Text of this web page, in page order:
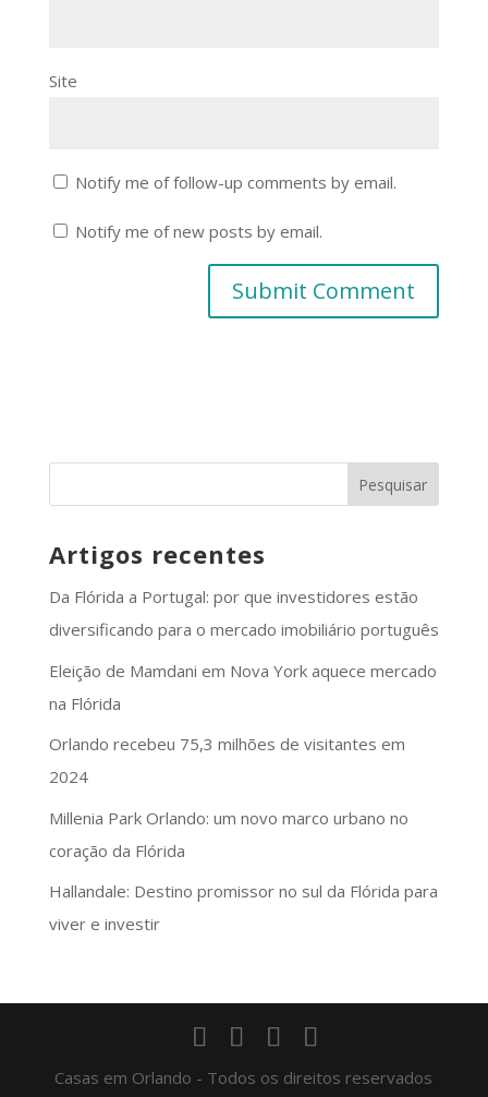
Site
Notify me of follow-up comments by email.
Notify me of new posts by email.
Artigos recentes
Da Flórida a Portugal: por que investidores estão
diversificando para o mercado imobiliário português
Eleição de Mamdani em Nova York aquece mercado
na Flórida
Orlando recebeu 75,3 milhões de visitantes em
2024
Millenia Park Orlando: um novo marco urbano no
coração da Flórida
Hallandale: Destino promissor no sul da Flórida para
viver e investir
Casas em Orlando - Todos os direitos reservados